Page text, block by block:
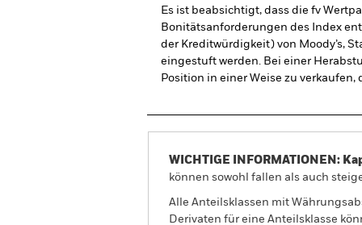
Es ist beabsichtigt, dass die fv
Bonitätsanforderungen des Index
der Kreditwürdigkeit) von Moody’s,
eingestuft werden. Bei einer
Position in einer Weise zu
WICHTIGE INFORMATIONEN:
können sowohl fallen als auch
Alle Anteilsklassen mit
Derivaten für eine Anteilsklasse